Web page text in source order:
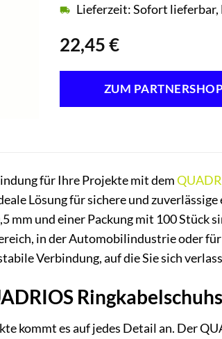
22,45€
Lieferzeit: Sofort
ZUM PARTNERSHOP
für Ihre Projekte mit dem
Lösung für sichere und
mm und einer Packung mit 100 Stück
in der Automobilindustrie oder
Verbindung, auf die Sie sich
kommt es auf jedes Detail an. Der